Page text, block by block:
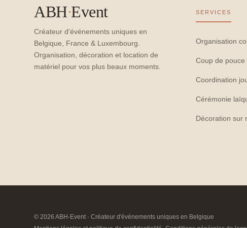
ABH·Event
Créateur d'événements uniques en
Belgique, France & Luxembourg.
Organisation, décoration et location de
matériel pour vos plus beaux moments.
SERVICES
Organisation
Coup de pouce
Coordination
Cérémonie
Décoration sur
© 2026 ABH-Event · Créateur d'événements uniques en Belgique